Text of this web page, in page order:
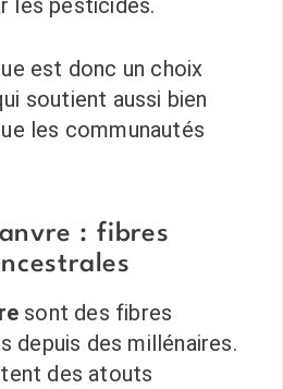
les pesticides.
est donc un choix
soutient aussi bien
les communautés
: fibres
sont des fibres
depuis des millénaires.
des atouts